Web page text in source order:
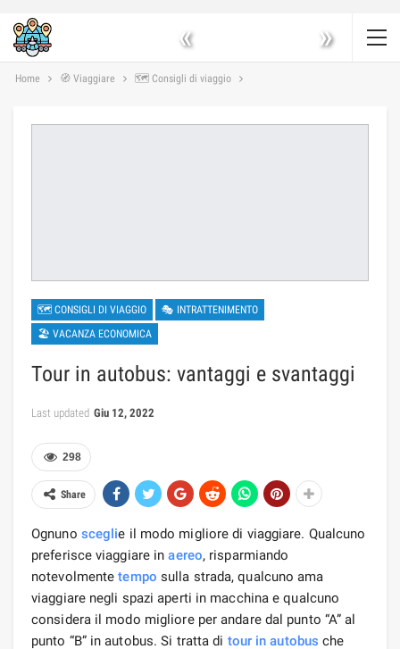
« »
Home 🧭 Viaggiare 🗺 Consigli di viaggio
🗺 CONSIGLI DI VIAGGIO
🎭 INTRATTENIMENTO
🏖 VACANZA ECONOMICA
Tour in autobus: vantaggi e svantaggi
Last updated Giu 12, 2022
298
Share
Ognuno sceglie il modo migliore di viaggiare. Qualcuno
preferisce viaggiare inaereo, risparmiando
notevolmentetempo sulla strada, qualcuno ama
viaggiare negli spazi aperti in macchina e qualcuno
considera il modo migliore per andare dal punto “A” al
punto “B” in autobus. Si tratta di tour in autobus che